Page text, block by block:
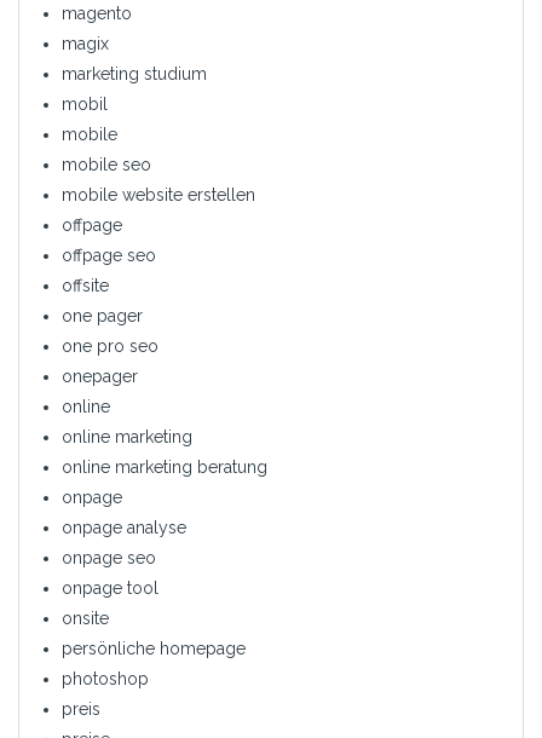
magento
magix
marketing studium
mobil
mobile
mobile seo
mobile website erstellen
offpage
offpage seo
offsite
one pager
one pro seo
onepager
online
online marketing
online marketing beratung
onpage
onpage analyse
onpage seo
onpage tool
onsite
persönliche homepage
photoshop
preis